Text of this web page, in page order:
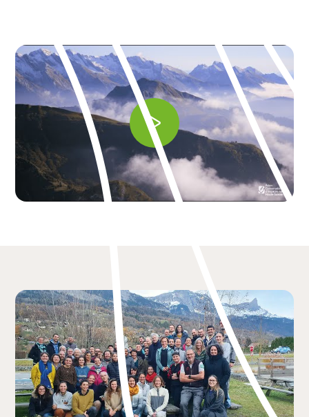
Play: Keynote (Google I/O '18)